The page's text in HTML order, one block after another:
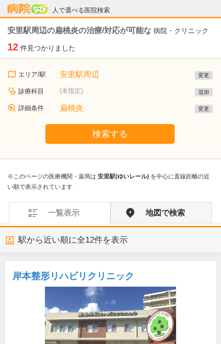
人で選べる医院検索
病院なび
安里駅周辺の扁桃炎の治療/対応が可能な 病院・クリニック
12 件見つかりました
エリア/駅 安里駅周辺 変更
診療科目 (未指定) 追加
詳細条件 扁桃炎 変更
検索する
※このページの医療機関・薬局は 安里駅(ゆいレール) を中心に直線距離の近
い順で表示されています
一覧表示 地図で検索
駅から近い順に全12件を表示
岸本整形リハビリクリニック